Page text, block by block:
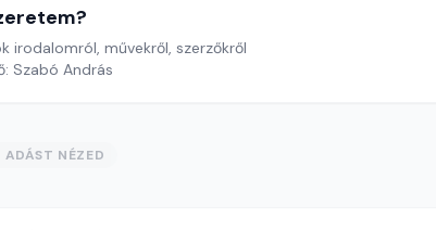
irodalomról, művekről, szerzőkről
Szabó András
NÉZED